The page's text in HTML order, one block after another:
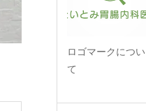
ロゴマークについ
て